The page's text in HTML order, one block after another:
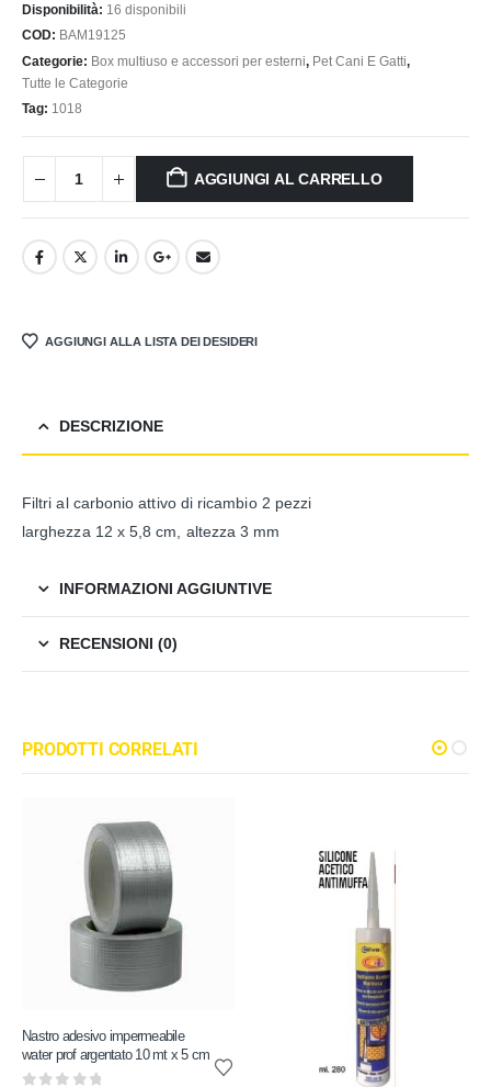
Disponibilità: 16 disponibili
COD: BAM19125
Categorie: Box multiuso e accessori per esterni, Pet Cani E Gatti,
Tutte le Categorie
Tag: 1018
AGGIUNGI AL CARRELLO
AGGIUNGI ALLA LISTA DEI DESIDERI
DESCRIZIONE
Filtri al carbonio attivo di ricambio 2 pezzi
larghezza 12 x 5,8 cm, altezza 3 mm
INFORMAZIONI AGGIUNTIVE
RECENSIONI (0)
PRODOTTI CORRELATI
Nastro adesivo impermeabile
water prof argentato 10 mt x 5 cm